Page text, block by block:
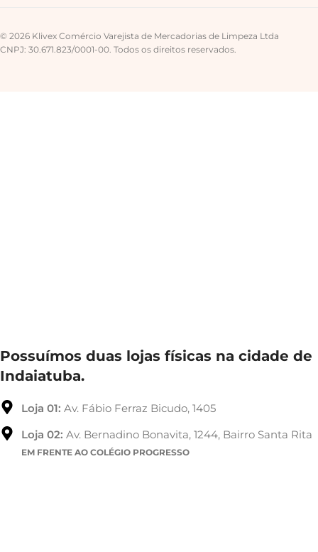
© 2026 Klivex Comércio Varejista de Mercadorias de Limpeza Ltda
CNPJ: 30.671.823/0001-00. Todos os direitos reservados.
Possuímos duas lojas físicas na cidade de
Indaiatuba.
Loja 01: Av. Fábio Ferraz Bicudo, 1405
Loja 02: Av. Bernadino Bonavita, 1244, Bairro Santa Rita
EM FRENTE AO COLÉGIO PROGRESSO